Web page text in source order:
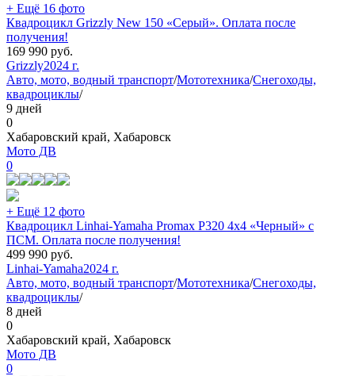
+ Ещё 16 фото
Квадроцикл Grizzly New 150 «Серый». Оплата после
получения!
169 990 руб.
Grizzly2024 г.
Авто, мото, водный транспорт/Мототехника/Снегоходы,
квадроциклы/
9 дней
0
Хабаровский край, Хабаровск
Мото ДВ
0
+ Ещё 12 фото
Квадроцикл Linhai-Yamaha Promax P320 4х4 «Черный» с
ПСМ. Оплата после получения!
499 990 руб.
Linhai-Yamaha2024 г.
Авто, мото, водный транспорт/Мототехника/Снегоходы,
квадроциклы/
8 дней
0
Хабаровский край, Хабаровск
Мото ДВ
0